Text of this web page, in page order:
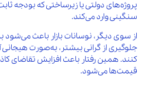
پروژه‌های دولتی یا زیرساختی که بودجه
سنگینی وارد می‌کند.
از سوی دیگر، نوسانات بازار باعث می‌شود
جلوگیری از گرانی بیشتر، به‌صورت هیجانی
کنند. همین رفتار باعث افزایش تقاضای
قیمت‌ها می‌شود.